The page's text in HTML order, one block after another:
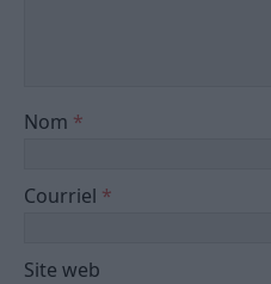
Nom *
Courriel *
Site web